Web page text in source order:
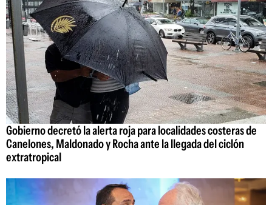
Gobierno decretó la alerta roja para localidades costeras de
Canelones, Maldonado y Rocha ante la llegada del ciclón
extratropical